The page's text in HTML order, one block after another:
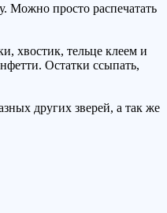
Можно просто распечатать
хвостик, тельце клеем и
Остатки ссыпать,
других зверей, а так же